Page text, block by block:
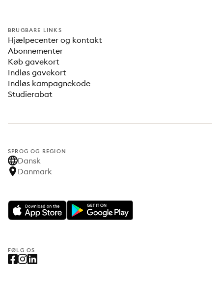
BRUGBARE LINKS
Hjælpecenter og kontakt
Abonnementer
Køb gavekort
Indløs gavekort
Indløs kampagnekode
Studierabat
SPROG OG REGION
Dansk
Danmark
FØLG OS